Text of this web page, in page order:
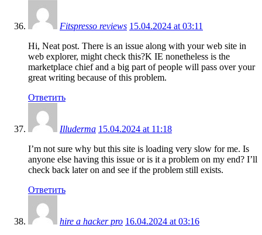
Fitspresso reviews 15.04.2024 at 03:11
Hi, Neat post. There is an issue along with your web site in
web explorer, might check this?K IE nonetheless is the
marketplace chief and a big part of people will pass over your
great writing because of this problem.
Ответить
Illuderma 15.04.2024 at 11:18
I’m not sure why but this site is loading very slow for me. Is
anyone else having this issue or is it a problem on my end? I’ll
check back later on and see if the problem still exists.
Ответить
hire a hacker pro 16.04.2024 at 03:16